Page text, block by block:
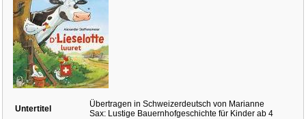
Untertitel
Übertragen in Schweizerdeutsch von Marianne
Sax: Lustige Bauernhofgeschichte für Kinder ab 4